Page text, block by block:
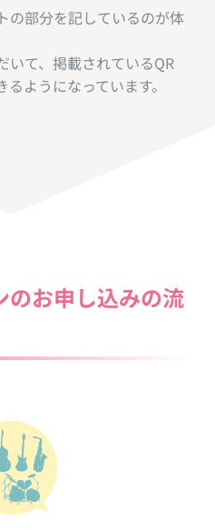
の部分を記しているのが体
いて、掲載されているQR
ようになっています。
のお申し込みの流